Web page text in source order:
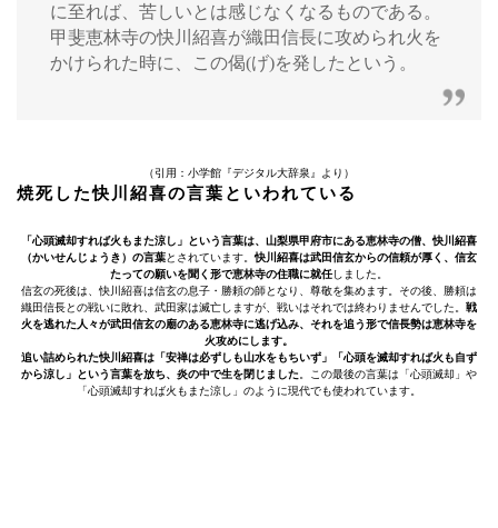
に至れば、苦しいとは感じなくなるものである。
甲斐恵林寺の快川紹喜が織田信長に攻められ火を
かけられた時に、この偈(げ)を発したという。
（引用：小学館『デジタル大辞泉』より）
焼死した快川紹喜の言葉といわれている
「心頭滅却すれば火もまた涼し」という言葉は、山梨県甲府市にある恵林寺の僧、快川紹喜
（かいせんじょうき）の言葉とされています。快川紹喜は武田信玄からの信頼が厚く、信玄
たっての願いを聞く形で恵林寺の住職に就任しました。
信玄の死後は、快川紹喜は信玄の息子・勝頼の師となり、尊敬を集めます。その後、勝頼は
織田信長との戦いに敗れ、武田家は滅亡しますが、戦いはそれでは終わりませんでした。 戦
火を逃れた人々が武田信玄の廟のある恵林寺に逃げ込み、それを追う形で信長勢は恵林寺を
火攻めにします。
追い詰められた快川紹喜は「安禅は必ずしも山水をもちいず」「心頭を滅却すれば火も自ず
から涼し」という言葉を放ち、炎の中で生を閉じました 。この最後の言葉は「心頭滅却」や
「心頭滅却すれば火もまた涼し」のように現代でも使われています。